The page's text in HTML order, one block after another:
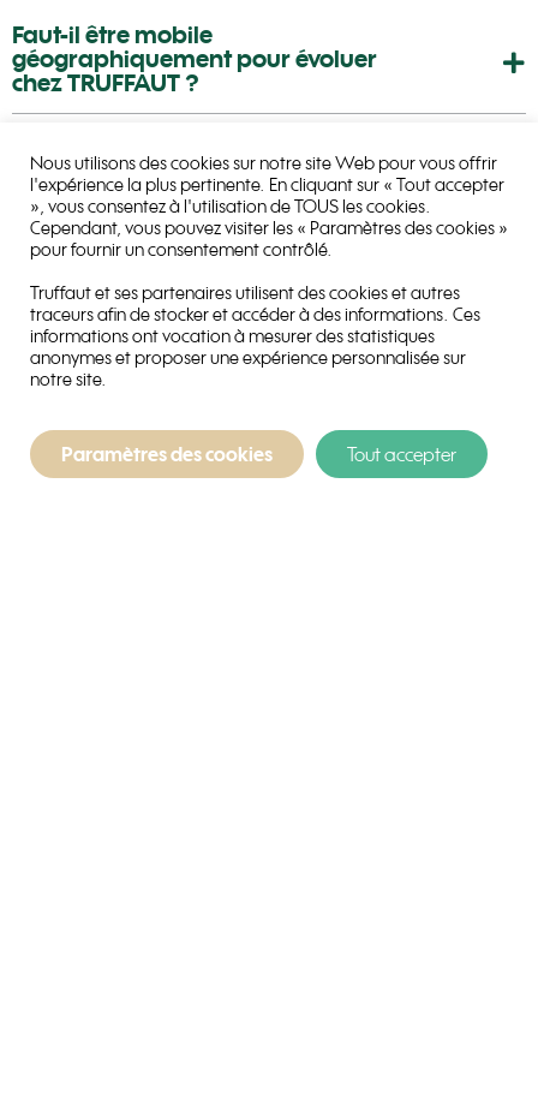
Faut-il être mobile
géographiquement pour évoluer
chez TRUFFAUT ?
Existe-t-il des opportunités à
l'international chez TRUFFAUT ?
Je cherche un stage, comment dois-
je procéder ?
vous chez TRUFFAUT ?
Nous utilisons des cookies sur notre site Web pour vous offrir
l'expérience la plus pertinente. En cliquant sur « Tout accepter
», vous consentez à l'utilisation de TOUS les cookies.
Cependant, vous pouvez visiter les « Paramètres des cookies »
pour fournir un consentement contrôlé.
Truffaut et ses partenaires utilisent des cookies et autres
traceurs afin de stocker et accéder à des informations. Ces
informations ont vocation à mesurer des statistiques
anonymes et proposer une expérience personnalisée sur
notre site.
Paramètres des cookies Tout accepter